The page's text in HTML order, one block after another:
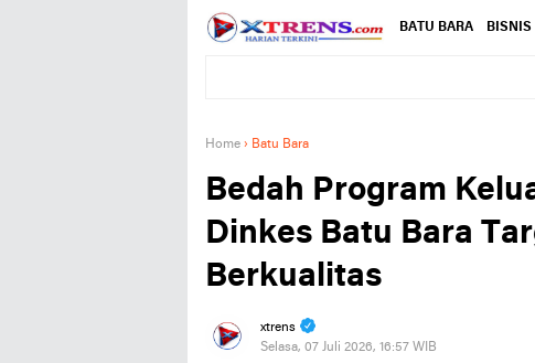
BATU BARA BISNIS
Home › Batu Bara
Bedah Program
Dinkes Batu Bara
Berkualitas
xtrens
Selasa, 07 Juli 2026, 16:57 WIB